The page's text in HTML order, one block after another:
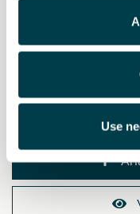
Use
Importante: No incluye
9DG (no compatible con
PVP:$ 1590.00 *